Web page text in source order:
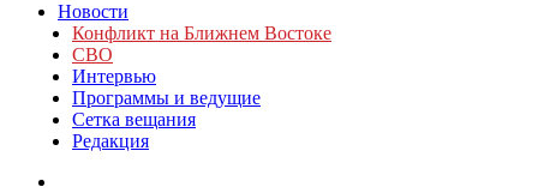
Новости
Конфликт на Ближнем Востоке
СВО
Интервью
Программы и ведущие
Сетка вещания
Редакция